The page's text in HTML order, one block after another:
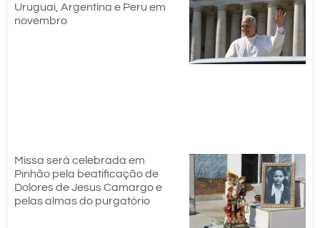
Uruguai, Argentina e Peru em
novembro
Missa será celebrada em
Pinhão pela beatificação de
Dolores de Jesus Camargo e
pelas almas do purgatório